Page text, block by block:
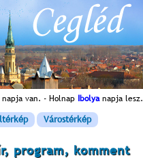
napja van. - Holnap Ibolyanapja lesz.
Várostérkép
program, komment